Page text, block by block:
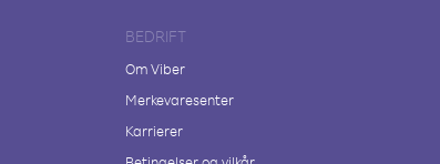
BEDRIFT
Om Viber
Merkevaresenter
Karrierer